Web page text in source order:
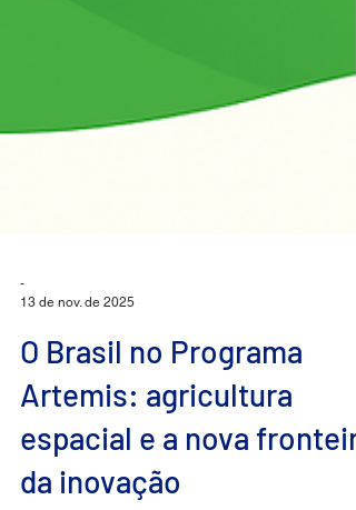
13 de nov. de 2025
O Brasil no Programa
Artemis: agricultura
espacial e a nova fronteira